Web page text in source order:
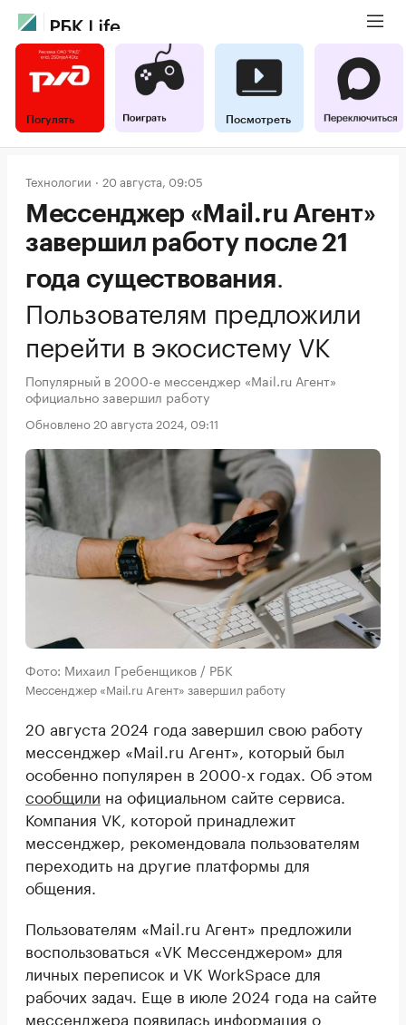
Погулять Посмотреть
Технологии 20 августа, 09:05
Мессенджер «Мail.ru Агент»
завершил работу после 21
года существования.
Пользователям предложили
перейти в экосистему VK
Популярный в 2000-е мессенджер «Мail.ru Агент»
официально завершил работу
Обновлено 20 августа 2024, 09:11
Фото: Михаил Гребенщиков / РБК
Мессенджер «Мail.ru Агент» завершил работу
20 августа 2024 года завершил свою работу
мессенджер «Mail.ru Агент», который был
особенно популярен в 2000-х годах. Об этом
сообщили на официальном сайте сервиса.
Компания VK, которой принадлежит
мессенджер, рекомендовала пользователям
переходить на другие платформы для
общения.
Пользователям «Mail.ru Агент» предложили
воспользоваться «VK Мессенджером» для
личных переписок и VK WorkSpace для
рабочих задач. Еще в июле 2024 года на сайте
мессенджера появилась информация о